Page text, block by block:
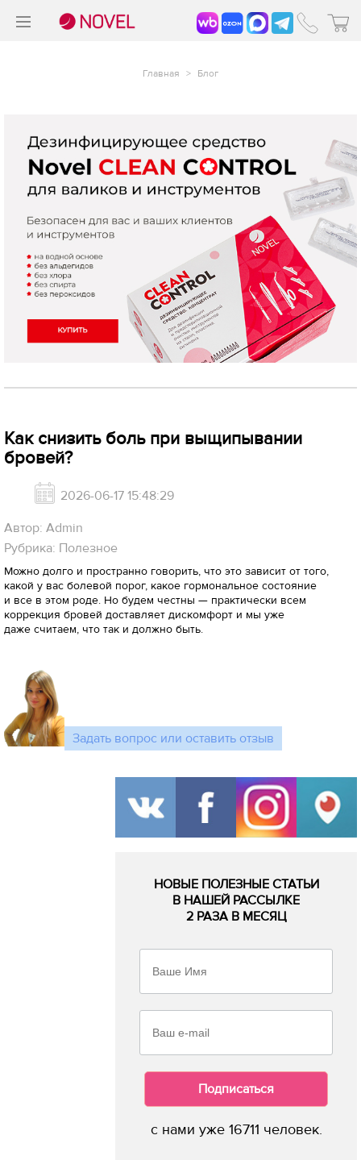
Главная > Блог
Как снизить боль при выщипывании
бровей?
2026-06-17 15:48:29
Автор: Admin
Рубрика: Полезное
Можно долго и пространно говорить, что это зависит от того,
какой у вас болевой порог, какое гормональное состояние
и все в этом роде. Но будем честны — практически всем
коррекция бровей доставляет дискомфорт и мы уже
даже считаем, что так и должно быть.
Задать вопрос или оставить отзыв
НОВЫЕ ПОЛЕЗНЫЕ СТАТЬИ
В НАШЕЙ РАССЫЛКЕ
2 РАЗА В МЕСЯЦ
Подписаться
с нами уже 16711 человек.